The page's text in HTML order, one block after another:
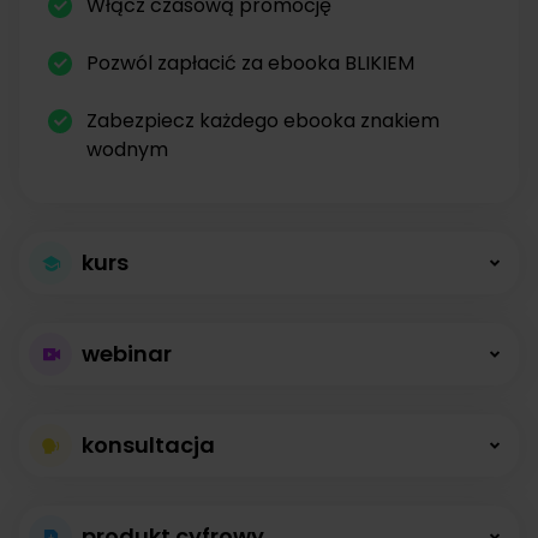
Pozwól zapłacić za ebooka BLIKIEM
Zabezpiecz każdego ebooka znakiem
wodnym
kurs
kursów
Kursy online z modułami, lekcjami, nagraniami i
opisami dostępne od zaraz.
webinar
bez limitów
konsultacja